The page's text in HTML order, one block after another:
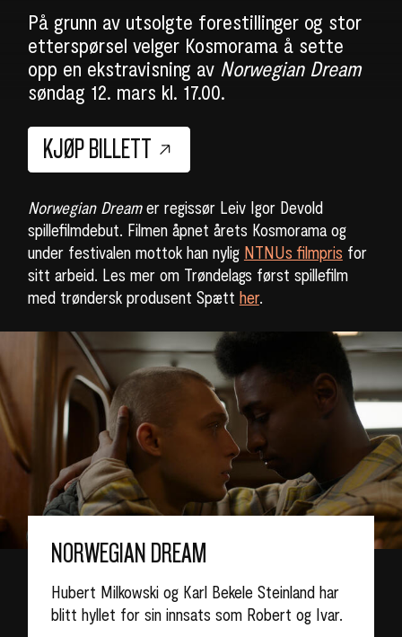
På grunn av utsolgte forestillinger og stor
etterspørsel velger Kosmorama å sette
opp en ekstravisning av Norwegian Dream
søndag 12. mars kl. 17.00.
KJØP BILLETT
Norwegian Dreamer regissør Leiv Igor Devold
spillefilmdebut. Filmen åpnet årets Kosmorama og
under festivalen mottok han nylig NTNUs filmpris for
sitt arbeid. Les mer om Trøndelags først spillefilm
med trøndersk produsent Spætt her.
NORWEGIAN DREAM
Hubert Milkowski og Karl Bekele Steinland har
blitt hyllet for sin innsats som Robert og Ivar.